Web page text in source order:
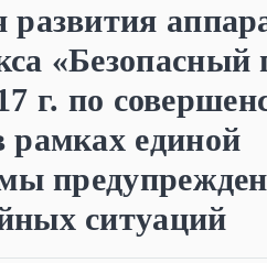
«Безопасный
г. по
рамках единой
ситуаций